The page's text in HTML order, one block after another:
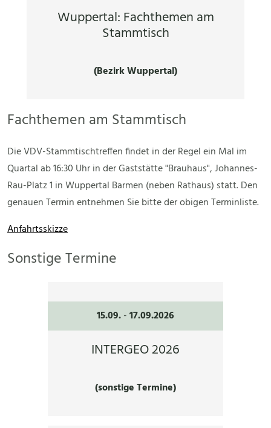
Wuppertal: Fachthemen am
Stammtisch
(Bezirk Wuppertal)
Fachthemen am Stammtisch
Die VDV-Stammtischtreffen findet in der Regel ein Mal im
Quartal ab 16:30 Uhr in der Gaststätte "Brauhaus", Johannes-
Rau-Platz 1 in Wuppertal Barmen (neben Rathaus) statt. Den
genauen Termin entnehmen Sie bitte der obigen Terminliste.
Anfahrtsskizze
Sonstige Termine
15.09.-17.09.2026
INTERGEO 2026
(sonstige Termine)